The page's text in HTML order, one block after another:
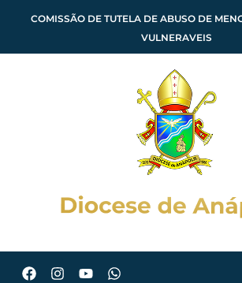
COMISSÃO DE TUTELA DE ABUSO DE
VULNERAVEIS